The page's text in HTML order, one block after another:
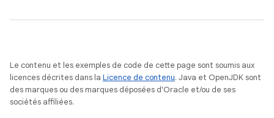
Le contenu et les exemples de code de cette page sont soumis aux
licences décrites dans la Licence de contenu. Java et OpenJDK sont
des marques ou des marques déposées d'Oracle et/ou de ses
sociétés affiliées.